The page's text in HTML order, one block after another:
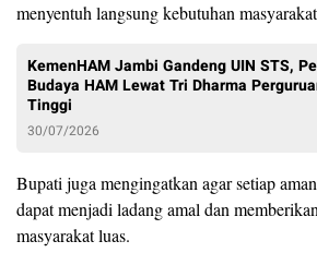
menyentuh langsung kebutuhan
KemenHAM Jambi Gandeng UIN STS,
Budaya HAM Lewat Tri Dharma
Tinggi
30/07/2026
Bupati juga mengingatkan agar setiap
dapat menjadi ladang amal dan
masyarakat luas.